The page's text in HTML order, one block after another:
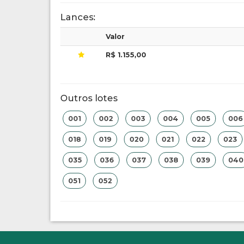
Lances:
Valor
R$ 1.155,00
Outros lotes
001 002 003 004 005 006
018 019 020 021 022 023
035 036 037 038 039 040
051 052